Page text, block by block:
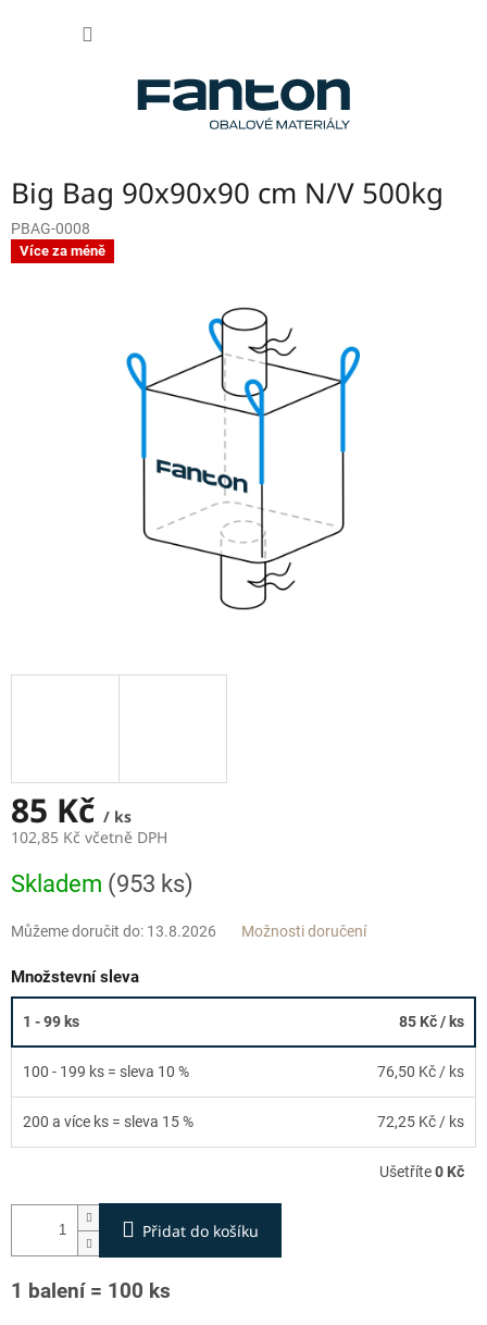
Big Bag 90x90x90 cm N/V 500kg
PBAG-0008
Více za méně
85 Kč / ks
102,85 Kč včetně DPH
cena:
Skladem (953 ks)
Můžeme doručit do: 13.8.2026 Možnosti doručení
Množstevní sleva
1 - 99 ks 85 Kč/ ks
100 - 199 ks = sleva 10 % 76,50 Kč / ks
200 a více ks = sleva 15 % 72,25 Kč / ks
Ušetříte0 Kč
Přidat do košíku
1 balení = 100 ks